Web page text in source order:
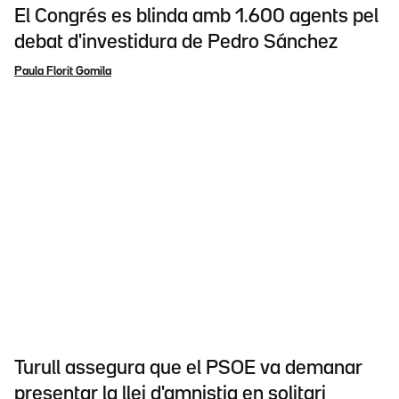
El Congrés es blinda amb 1.600 agents pel
debat d'investidura de Pedro Sánchez
Paula Florit Gomila
Turull assegura que el PSOE va demanar
presentar la llei d'amnistia en solitari